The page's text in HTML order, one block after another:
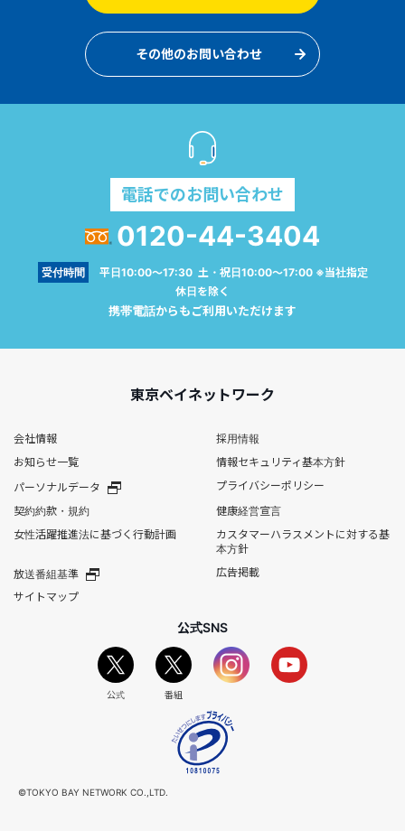
その他のお問い合わせ
電話でのお問い合わせ
0120-44-3404
受付時間
平日10:00～17:30 土・祝日10:00～17:00 ※当社指定
休日を除く
携帯電話からもご利用いただけます
東京ベイネットワーク
会社情報
採用情報
お知らせ一覧
情報セキュリティ基本方針
パーソナルデータ
プライバシーポリシー
契約約款・規約
健康経営宣言
女性活躍推進法に基づく行動計画
カスタマーハラスメントに対する基
本方針
放送番組基準
広告掲載
サイトマップ
公式SNS
公式 番組
©TOKYO BAY NETWORK CO.,LTD.